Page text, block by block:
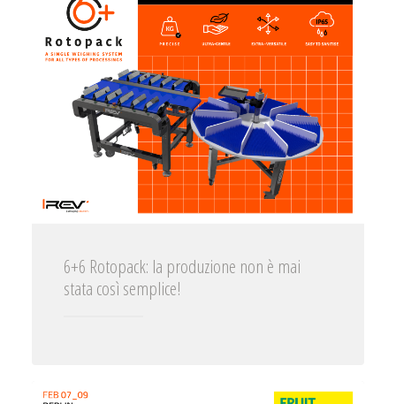
6+6 Rotopack: la produzione non è mai
stata così semplice!